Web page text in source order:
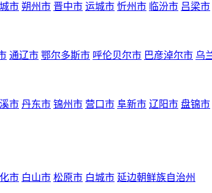
市 朔州市 晋中市 运城市 忻州市 临汾市 吕梁市
通辽市 鄂尔多斯市 呼伦贝尔市 巴彦淖尔市 乌
市 丹东市 锦州市 营口市 阜新市 辽阳市 盘锦市
市 白山市 松原市 白城市 延边朝鲜族自治州